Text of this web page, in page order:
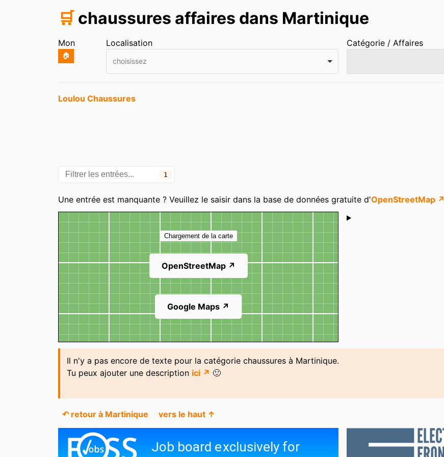
🛒 chaussures affaires dans Martinique
Mon
🏠
Localisation
choisissez
Catégorie / Affaires
Entrées
Loulou Chaussures
1
Une entrée est manquante ? Veuillez le saisir dans la base de données gratuite d'OpenStreetMap ↗
Carte
Chargement de la carte
OpenStreetMap ↗
Google Maps ↗
Shoutbox
Il n'y a pas encore de texte pour la catégorie chaussures à Martinique.
Tu peux ajouter une description ici ↗ 🙂
↶ retour à Martinique vers le haut ↑